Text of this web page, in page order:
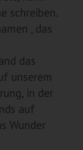
schreiben.
„ das
das
unserem
in der
auf
Wunder